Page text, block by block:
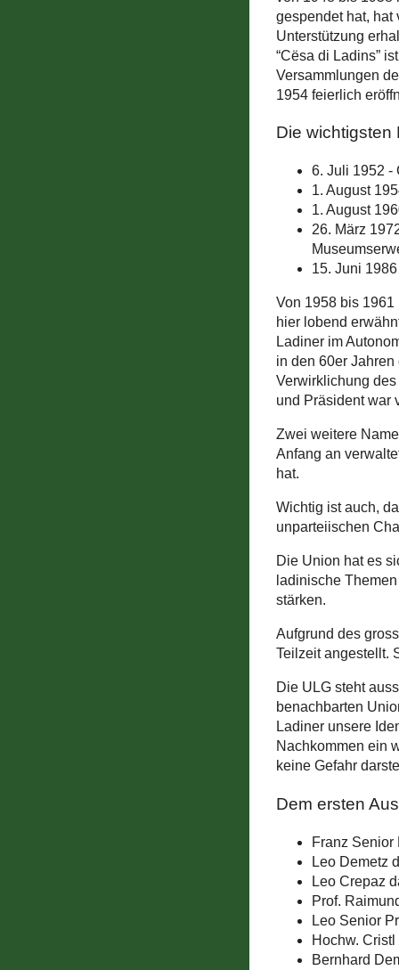
gespendet hat, hat
Unterstützung
“Cësa di Ladins”
Versammlungen
1954 feierlich
Die wichtigsten
6. Juli 1952 -
1. August
1. August
26. März
15. Juni
Von 1958 bis
hier lobend
Ladiner im
in den 60er
Verwirklichung
und Präsident war
Zwei weitere
Anfang an
hat.
Wichtig ist auch,
unparteiischen
Die Union hat es
ladinische
stärken.
Aufgrund des
Teilzeit angestellt.
Die ULG steht
benachbarten
Ladiner unsere
Nachkommen ein
keine Gefahr
Dem ersten
Franz Senior
Leo Demetz
Leo Crepaz
Prof.
Leo Senior
Hochw.
Bernhard